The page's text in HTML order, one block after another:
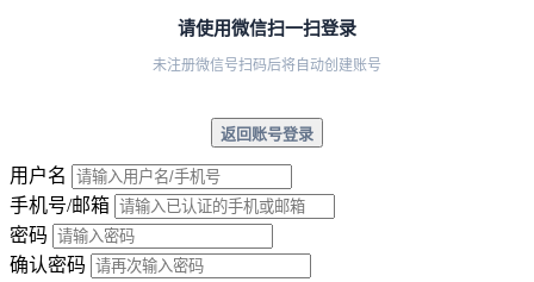
请使用微信扫一扫登录
未注册微信号扫码后将自动创建账号
返回账号登录
用户名
手机号/邮箱
密码
确认密码